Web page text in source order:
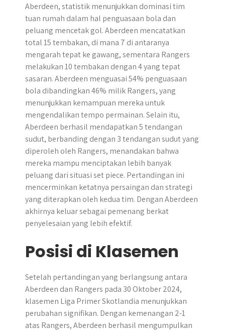
Aberdeen, statistik menunjukkan dominasi tim
tuan rumah dalam hal penguasaan bola dan
peluang mencetak gol.​ Aberdeen mencatatkan
total 15 tembakan, di mana 7 di antaranya
mengarah tepat ke gawang, sementara Rangers
melakukan 10 tembakan dengan 4 yang tepat
sasaran. Aberdeen menguasai 54% penguasaan
bola dibandingkan 46% milik Rangers, yang
menunjukkan kemampuan mereka untuk
mengendalikan tempo permainan. Selain itu,
Aberdeen berhasil mendapatkan 5 tendangan
sudut, berbanding dengan 3 tendangan sudut yang
diperoleh oleh Rangers, menandakan bahwa
mereka mampu menciptakan lebih banyak
peluang dari situasi set piece. Pertandingan ini
mencerminkan ketatnya persaingan dan strategi
yang diterapkan oleh kedua tim. Dengan Aberdeen
akhirnya keluar sebagai pemenang berkat
penyelesaian yang lebih efektif.
Posisi di Klasemen
Setelah pertandingan yang berlangsung antara
Aberdeen dan Rangers pada 30 Oktober 2024,
klasemen Liga Primer Skotlandia menunjukkan
perubahan signifikan. ​Dengan kemenangan 2-1
atas Rangers, Aberdeen berhasil mengumpulkan